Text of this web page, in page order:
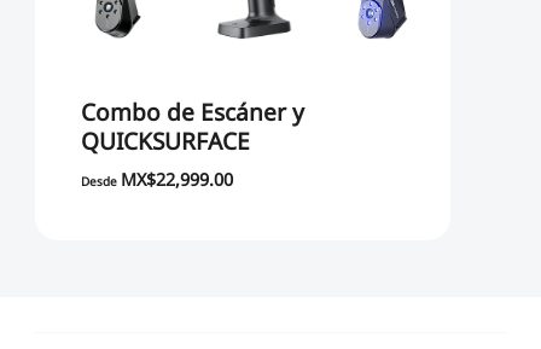
Combo de Escáner y
QUICKSURFACE
Desde MX$22,999.00